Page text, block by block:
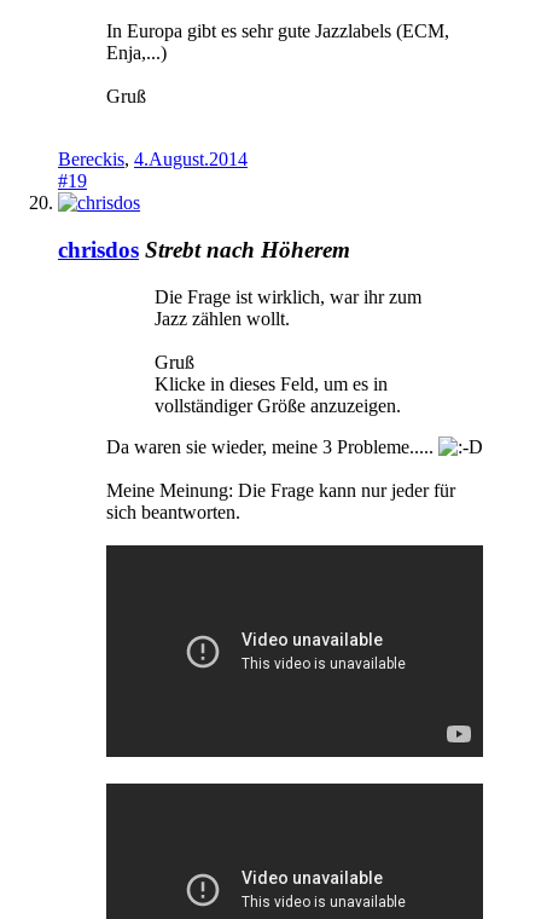
In Europa gibt es sehr gute Jazzlabels (ECM,
Enja,...)
Gruß
Bereckis, 4.August.2014
#19
chrisdos Strebt nach Höherem
Die Frage ist wirklich, war ihr zum
Jazz zählen wollt.
Gruß
Klicke in dieses Feld, um es in
vollständiger Größe anzuzeigen.
Da waren sie wieder, meine 3 Probleme.....
Meine Meinung: Die Frage kann nur jeder für
sich beantworten.